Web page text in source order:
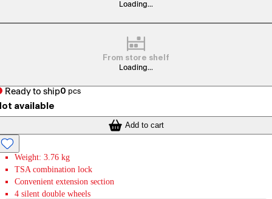
Loading...
From store shelf
Loading...
Ready to ship0 pcs
available
Add to cart
Weight: 3.76 kg
TSA combination lock
Convenient extension section
4 silent double wheels